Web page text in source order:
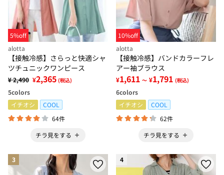
5%off
alotta
【接触冷感】さらっと快適シャ
ツチュニックワンピース
¥ 2,490 ¥2,365 (税込)
5colors
イチオシ
COOL
64件
チラ見をする
10%off
alotta
【接触冷感】バンドカラーフレ
アー袖ブラウス
¥1,611 ～ ¥1,791 (税込)
6colors
イチオシ
COOL
62件
チラ見をする
3 4